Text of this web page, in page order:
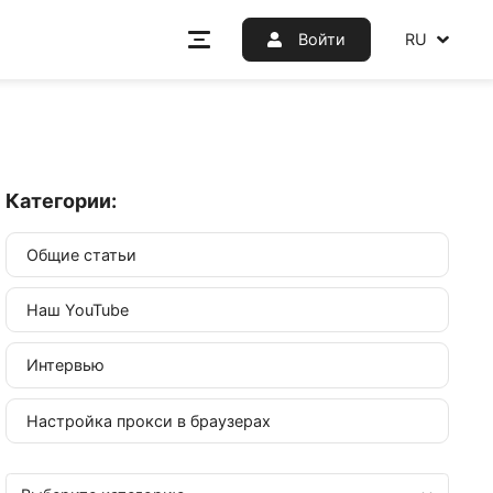
Войти
не
Общие статьи
Наш YouTube
Интервью